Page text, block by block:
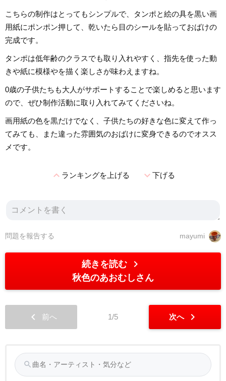
こちらの制作はとってもシンプルで、タンポと絵の具を黒い画
用紙にポンポン押して、乾いたら目のシールを貼っておばけの
完成です。
タンポは低年齢のクラスでも取り入れやすく、指先を使った動
きや紙に模様やを描く楽しさが味わえますね。
0歳の子供たちも大人がサポートすることで楽しめると思います
ので、ぜひ制作活動に取り入れてみてくださいね。
画用紙の色を黒だけでなく、子供たちの好きな色に変えて作っ
てみても、また違った雰囲気のおばけに変身できるのでオスス
メです。
expand_lessランキングを上げる expand_more下げる
mayumi
問題を報告する
続きを読む chevron_right
秋色のあおむしさん
chevron_left 前へ 1/5 次へ chevron_right
search